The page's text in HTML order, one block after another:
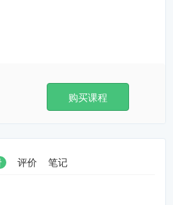
购买课程
评价 笔记